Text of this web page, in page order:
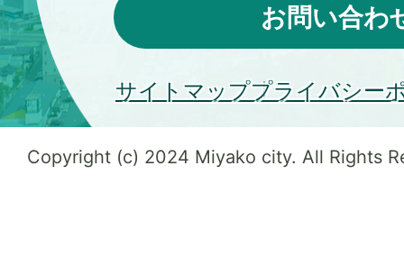
お問い合わ
サイトマッププライバシー
Copyright (c) 2024 Miyako city. All Rights